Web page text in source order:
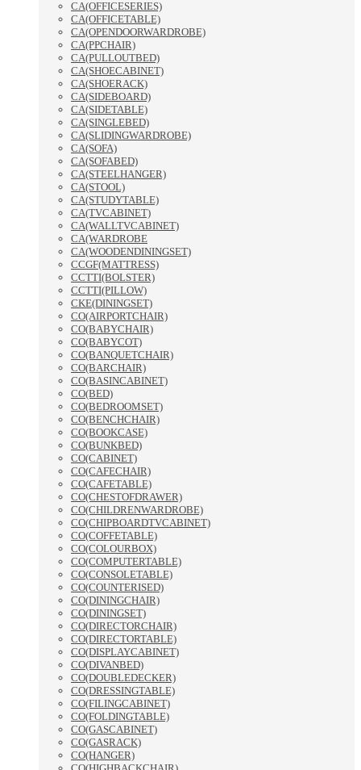
CA(OFFICESERIES)
CA(OFFICETABLE)
CA(OPENDOORWARDROBE)
CA(PPCHAIR)
CA(PULLOUTBED)
CA(SHOECABINET)
CA(SHOERACK)
CA(SIDEBOARD)
CA(SIDETABLE)
CA(SINGLEBED)
CA(SLIDINGWARDROBE)
CA(SOFA)
CA(SOFABED)
CA(STEELHANGER)
CA(STOOL)
CA(STUDYTABLE)
CA(TVCABINET)
CA(WALLTVCABINET)
CA(WARDROBE
CA(WOODENDININGSET)
CCGF(MATTRESS)
CCTTI(BOLSTER)
CCTTI(PILLOW)
CKE(DININGSET)
CO(AIRPORTCHAIR)
CO(BABYCHAIR)
CO(BABYCOT)
CO(BANQUETCHAIR)
CO(BARCHAIR)
CO(BASINCABINET)
CO(BED)
CO(BEDROOMSET)
CO(BENCHCHAIR)
CO(BOOKCASE)
CO(BUNKBED)
CO(CABINET)
CO(CAFECHAIR)
CO(CAFETABLE)
CO(CHESTOFDRAWER)
CO(CHILDRENWARDROBE)
CO(CHIPBOARDTVCABINET)
CO(COFFETABLE)
CO(COLOURBOX)
CO(COMPUTERTABLE)
CO(CONSOLETABLE)
CO(COUNTERISED)
CO(DININGCHAIR)
CO(DININGSET)
CO(DIRECTORCHAIR)
CO(DIRECTORTABLE)
CO(DISPLAYCABINET)
CO(DIVANBED)
CO(DOUBLEDECKER)
CO(DRESSINGTABLE)
CO(FILINGCABINET)
CO(FOLDINGTABLE)
CO(GASCABINET)
CO(GASRACK)
CO(HANGER)